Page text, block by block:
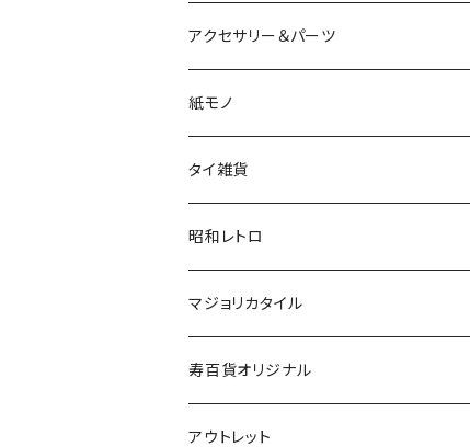
アクセサリー＆パーツ
紙モノ
タイ雑貨
昭和レトロ
マジョリカタイル
寿百貨オリジナル
アウトレット